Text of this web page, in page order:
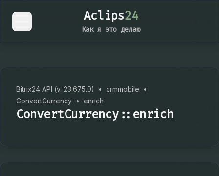
Aclips24
Как я это делаю
Bitrix24 API (v. 23.675.0) • crmmobile
•
ConvertCurrency • enrich
ConvertCurrency::enrich